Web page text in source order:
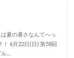
夏の暑さなんてへっ
6月22日(日) 第58回
…